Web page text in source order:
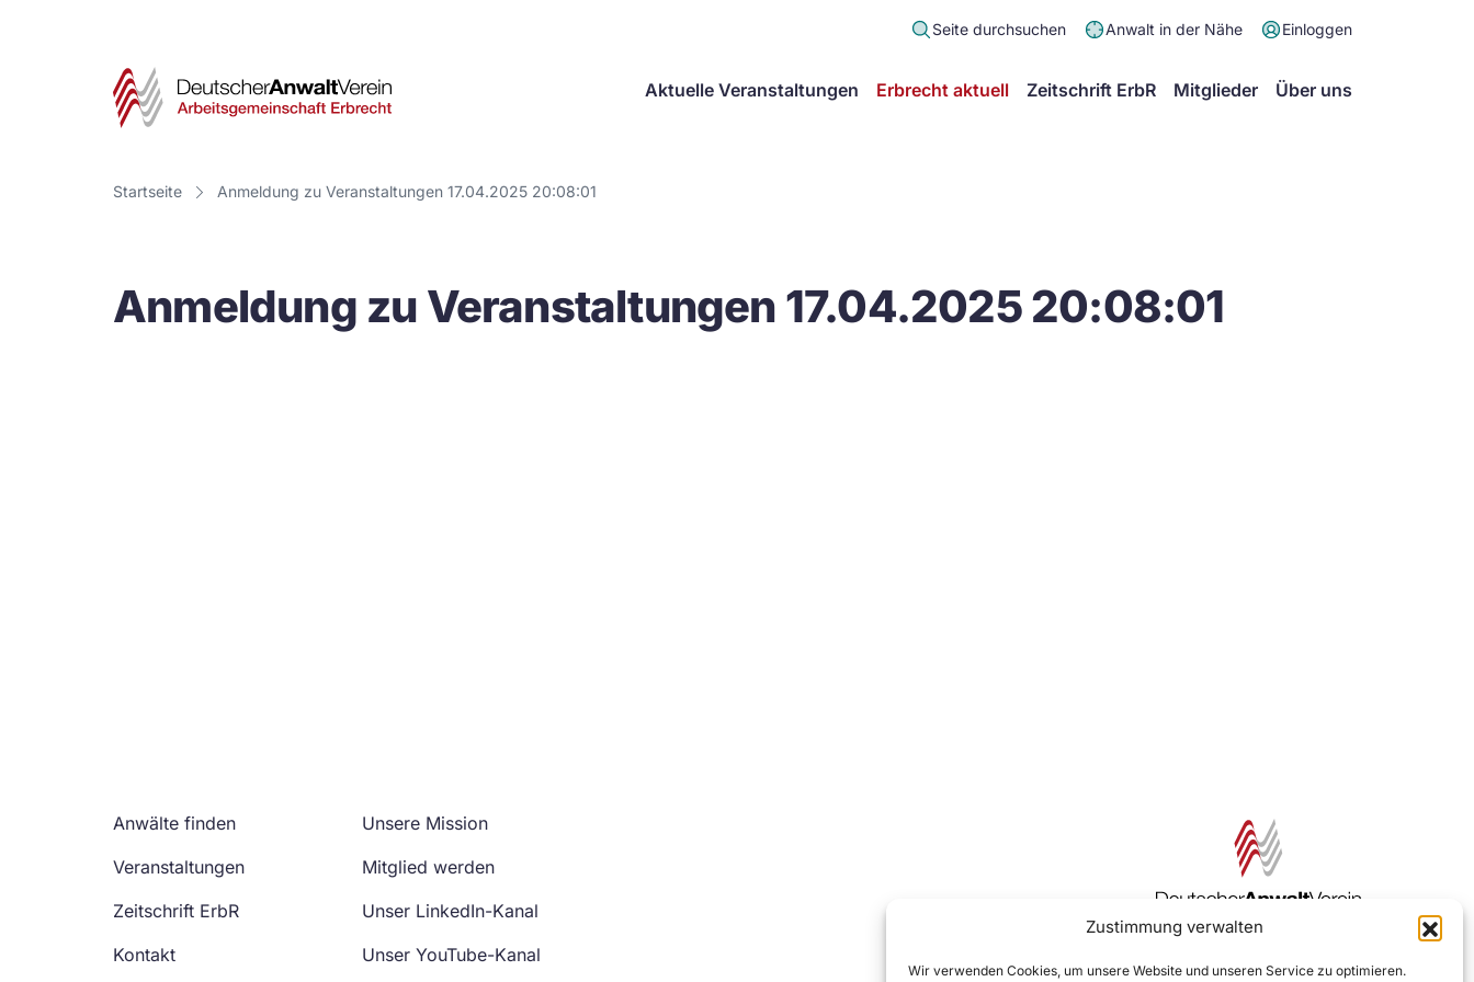
Zustimmung verwalten
Wir verwenden Cookies, um unsere Website und unseren Service zu optimieren.
Seite durchsuchen Anwalt in der Nähe Einloggen
Deutscher
Verein
Arbeitsgemeinschaft
Aktuelle Veranstaltungen Erbrecht aktuell Zeitschrift ErbR Mitglieder Über uns
Startseite Anmeldung zu Veranstaltungen 17.04.2025 20:08:01
Anmeldung zu Veranstaltungen 17.04.2025 20:08:01
Anwälte finden
Veranstaltungen
Zeitschrift ErbR
Kontakt
Unsere Mission
Mitglied werden
Unser LinkedIn-Kanal
Unser YouTube-Kanal
Zur DAV Webseite